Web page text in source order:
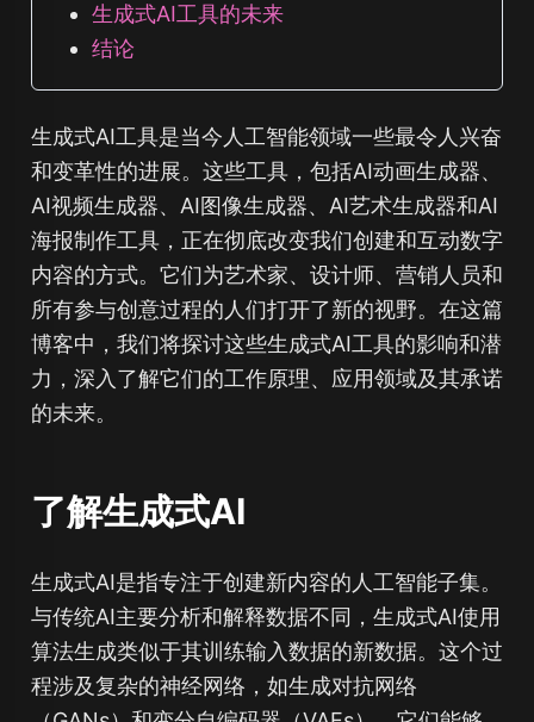
生成式AI工具的未来
结论
生成式AI工具是当今人工智能领域一些最令人兴奋
和变革性的进展。这些工具，包括AI动画生成器、
AI视频生成器、AI图像生成器、AI艺术生成器和AI
海报制作工具，正在彻底改变我们创建和互动数字
内容的方式。它们为艺术家、设计师、营销人员和
所有参与创意过程的人们打开了新的视野。在这篇
博客中，我们将探讨这些生成式AI工具的影响和潜
力，深入了解它们的工作原理、应用领域及其承诺
的未来。
了解生成式AI
生成式AI是指专注于创建新内容的人工智能子集。
与传统AI主要分析和解释数据不同，生成式AI使用
算法生成类似于其训练输入数据的新数据。这个过
程涉及复杂的神经网络，如生成对抗网络